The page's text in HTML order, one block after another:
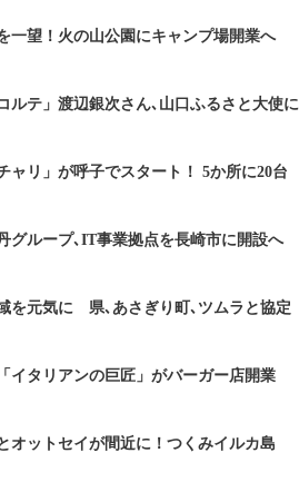
一望！火の山公園にキャンプ場開業へ
ルテ」渡辺銀次さん､山口ふるさと大使に
ャリ」が呼子でスタート！ 5か所に20台
グループ､IT事業拠点を長崎市に開設へ
を元気に 県､あさぎり町､ツムラと協定
イタリアンの巨匠」がバーガー店開業
オットセイが間近に！つくみイルカ島